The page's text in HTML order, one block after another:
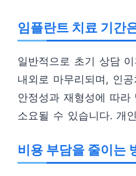
임플란트 치료 기간
일반적으로 초기 상담
내외로 마무리되며, 인
안정성과 재형성에 따라
소요될 수 있습니다. 개
비용 부담을 줄이는